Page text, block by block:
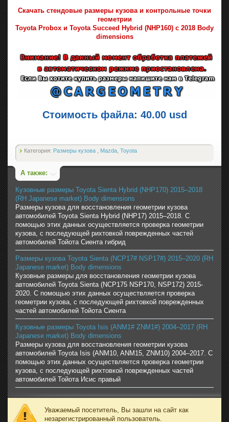
Скачать стендовые размеры кузова и контрольные точки
геометрии
Toyota Probox и Toyota Succeed Hybrid (NHP160) с 2018 Body
dimensions
Стоимость файла: 40.00 usd
Категория: Размеры кузова Mazda Toyota
А также:
Кузовные размеры Toyota Sienta Hybrid (NHP170) 2015–2018
(RH Japanese market) Body dimensions
Размеры кузова для восстановления геометрии кузова
автомобилей Toyota Sienta Hybrid (NHP17) 2015–2018. С
помощью этих данных осуществляется проверка геометрии
кузова, с последующей рихтовкой поврежденных частей
автомобилей Тойота Сиента гибрид
Размеры кузова Toyota Sienta (NCP17# NSP17#) 2015–2020 (RH
Japanese market) Body dimensions
Кузовные размеры для восстановления геометрии кузова
автомобилей Toyota Sienta (NCP175 NSP170, NSP172) 2015-
2020. С помощью этих данных осуществляется проверка
геометрии кузова, с последующей рихтовкой поврежденных
частей автомобилей Тойота Сиента
Кузовные размеры Toyota Isis (ANM1# ZNM1#) 2004–2017 (RH
Japanese market) Body dimensions
Размеры кузова для восстановления геометрии кузова
автомобилей Toyota Isis (ANM10, ANM15, ZNM10) 2004–2017. С
помощью этих данных осуществляется проверка геометрии
кузова, с последующей рихтовкой поврежденных частей
автомобилей Тойота Исис правый
Уважаемый посетитель, Вы зашли на сайт как
незарегистрированный пользователь.